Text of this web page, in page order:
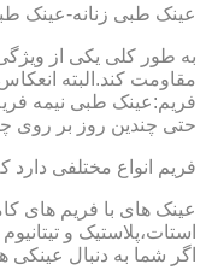
عینک طبی زنانه-عینک
به طور کلی یکی از
مقاومت کند.البته
فریم:عینک طبی نیمه
حتی چندین روز بر روی
فریم انواع مختلفی
استات،پلاستیک و
اگر شما به دنبال عینکی